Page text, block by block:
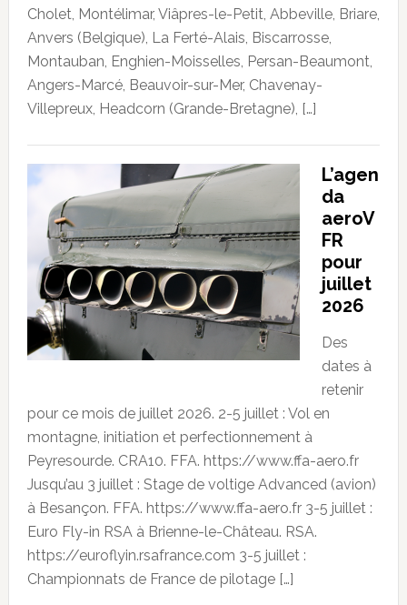
Cholet, Montélimar, Viâpres-le-Petit, Abbeville, Briare,
Anvers (Belgique), La Ferté-Alais, Biscarrosse,
Montauban, Enghien-Moisselles, Persan-Beaumont,
Angers-Marcé, Beauvoir-sur-Mer, Chavenay-
Villepreux, Headcorn (Grande-Bretagne), […]
L’agen
da
aeroV
FR
pour
juillet
2026
Des
dates à
retenir
pour ce mois de juillet 2026. 2-5 juillet : Vol en
montagne, initiation et perfectionnement à
Peyresourde. CRA10. FFA. https://www.ffa-aero.fr
Jusqu’au 3 juillet : Stage de voltige Advanced (avion)
à Besançon. FFA. https://www.ffa-aero.fr 3-5 juillet :
Euro Fly-in RSA à Brienne-le-Château. RSA.
https://euroflyin.rsafrance.com 3-5 juillet :
Championnats de France de pilotage […]